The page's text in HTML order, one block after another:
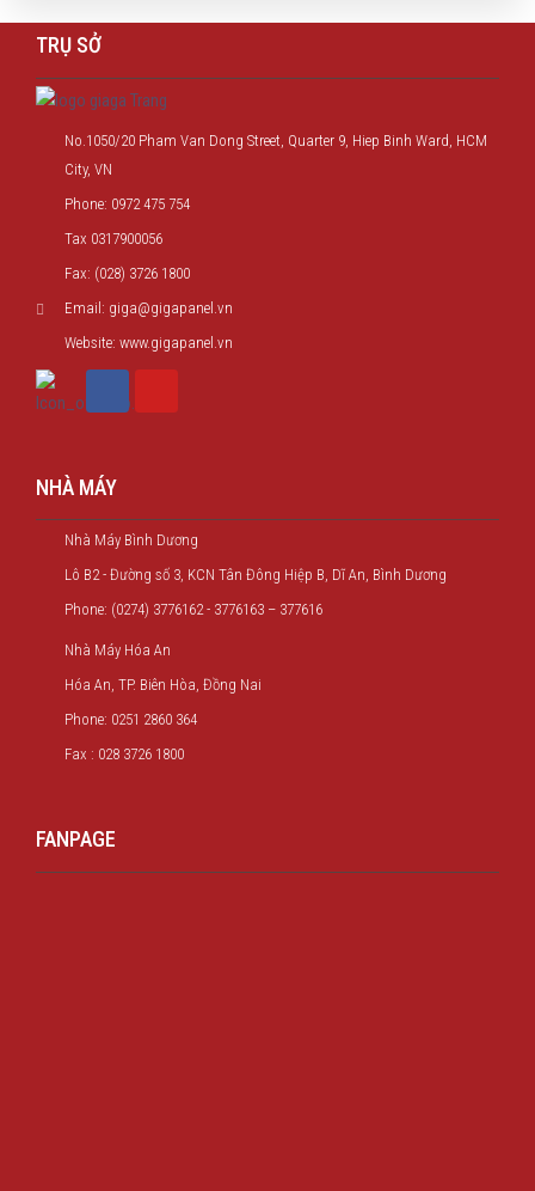
TRỤ SỞ
No.1050/20 Pham Van Dong Street, Quarter 9, Hiep Binh Ward, HCM
City, VN
Phone: 0972 475 754
Tax 0317900056
Fax: (028) 3726 1800
Email: giga@gigapanel.vn
Website: www.gigapanel.vn
NHÀ MÁY
Nhà Máy Bình Dương
Lô B2 - Đường số 3, KCN Tân Đông Hiệp B, Dĩ An, Bình Dương
Phone: (0274) 3776162 - 3776163 – 377616
Nhà Máy Hóa An
Hóa An, TP. Biên Hòa, Đồng Nai
Phone: 0251 2860 364
Fax : 028 3726 1800
FANPAGE